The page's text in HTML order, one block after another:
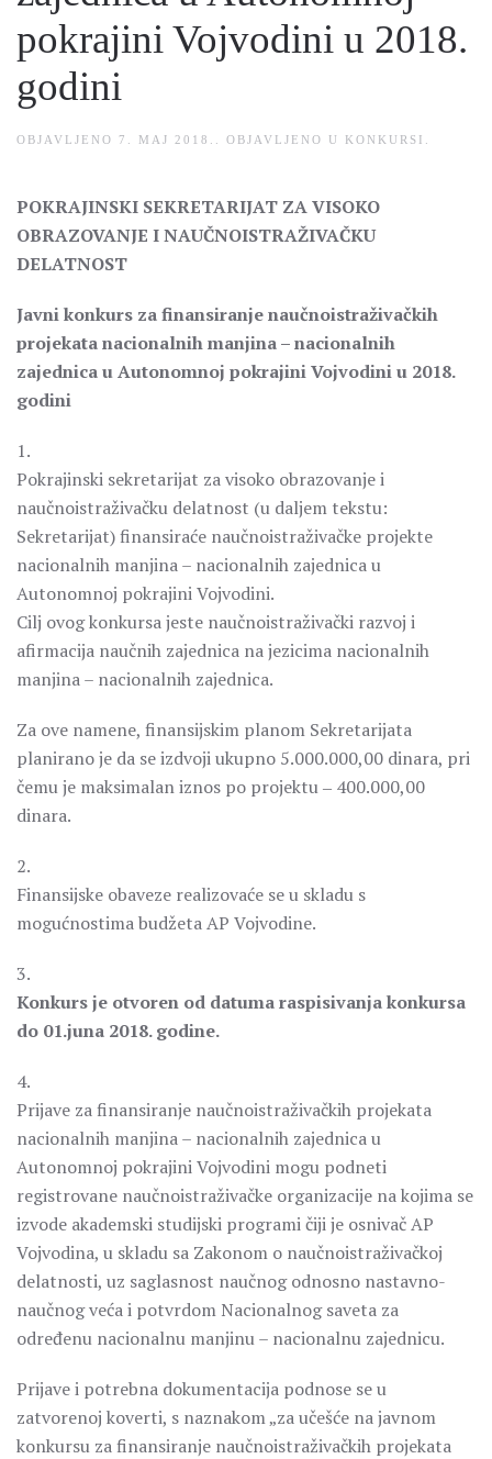
pokrajini Vojvodini u 2018.
godini
OBJAVLJENO 7. MAJ 2018. . OBJAVLJENO U KONKURSI
POKRAJINSKI SEKRETARIJAT ZA VISOKO
OBRAZOVANJE I NAUČNOISTRAŽIVAČKU
DELATNOST
Javni konkurs za finansiranje naučnoistraživačkih
projekata nacionalnih manjina – nacionalnih
zajednica u Autonomnoj pokrajini Vojvodini u 2018.
godini
1.
Pokrajinski sekretarijat za visoko obrazovanje i
naučnoistraživačku delatnost (u daljem tekstu:
Sekretarijat) finansiraće naučnoistraživačke projekte
nacionalnih manjina – nacionalnih zajednica u
Autonomnoj pokrajini Vojvodini.
Cilj ovog konkursa jeste naučnoistraživački razvoj i
afirmacija naučnih zajednica na jezicima nacionalnih
manjina – nacionalnih zajednica.
Za ove namene, finansijskim planom Sekretarijata
planirano je da se izdvoji ukupno 5.000.000,00 dinara, pri
čemu je maksimalan iznos po projektu ‒ 400.000,00
dinara.
2.
Finansijske obaveze realizovaće se u skladu s
mogućnostima budžeta AP Vojvodine.
3.
Konkurs je otvoren od datuma raspisivanja konkursa
do 01.juna 2018. godine.
4.
Prijave za finansiranje naučnoistraživačkih projekata
nacionalnih manjina – nacionalnih zajednica u
Autonomnoj pokrajini Vojvodini mogu podneti
registrovane naučnoistraživačke organizacije na kojima se
izvode akademski studijski programi čiji je osnivač AP
Vojvodina, u skladu sa Zakonom o naučnoistraživačkoj
delatnosti, uz saglasnost naučnog odnosno nastavno-
naučnog veća i potvrdom Nacionalnog saveta za
određenu nacionalnu manjinu – nacionalnu zajednicu.
Prijave i potrebna dokumentacija podnose se u
zatvorenoj koverti, s naznakom „za učešće na javnom
konkursu za finansiranje naučnoistraživačkih projekata